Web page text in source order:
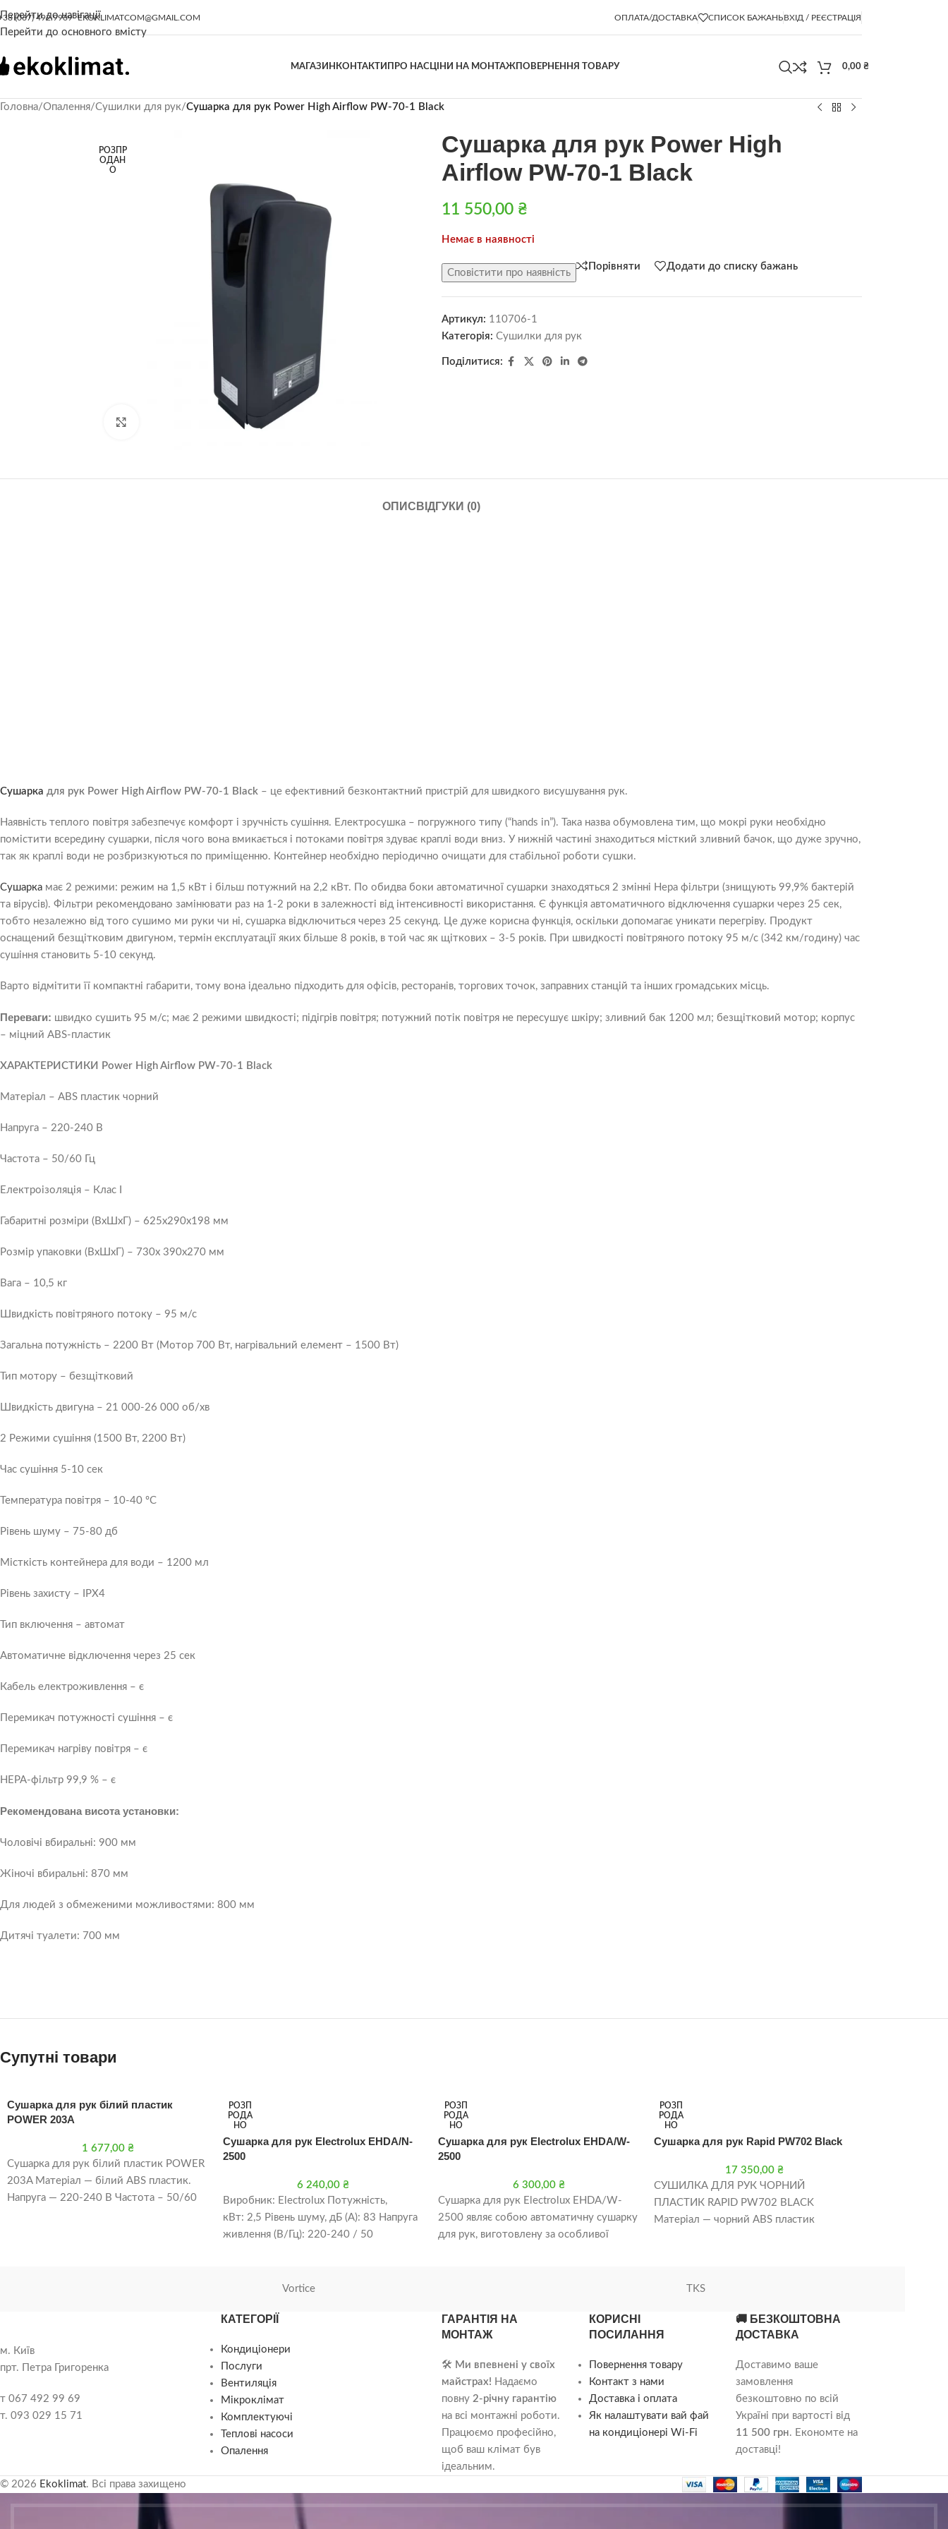
Перейти до навігації
Перейти до основного вмісту
(067) 492 9969 EKOKLIMATCOM@GMAIL.COM ОПЛАТА/ДОСТАВКА СПИСОК БАЖАНЬВХІД / РЕЄСТРАЦІЯ
МАГАЗИН КОНТАКТИ ПРО НАСЦІНИ НА МОНТАЖПОВЕРНЕННЯ ТОВАРУ 0,00 ₴
Головна/Опалення/Сушилки для рук/Сушарка для рук Power High Airflow PW-70-1 Black
РОЗПР
ОДАН
О
Натисніть, щоб збільшити
Сушарка для рук Power High
Airflow PW-70-1 Black
11 550,00 ₴
Немає в наявності
Сповістити про наявність
Порівняти Додати до списку бажань
Артикул: 110706-1
Категорія: Сушилки для рук
Поділитися:
ОПИС ВІДГУКИ (0)
Сушарка для рук Power High Airflow PW-70-1 Black – це ефективний безконтактний пристрій для швидкого висушування рук.
Наявність теплого повітря забезпечує комфорт і зручність сушіння. Електросушка – погружного типу (“hands in”). Така назва обумовлена тим, що мокрі руки необхідно
помістити всередину сушарки, після чого вона вмикається і потоками повітря здуває краплі води вниз. У нижній частині знаходиться місткий зливний бачок, що дуже зручно,
так як краплі води не розбризкуються по приміщенню. Контейнер необхідно періодично очищати для стабільної роботи сушки.
Сушарка має 2 режими: режим на 1,5 кВт і більш потужний на 2,2 кВт. По обидва боки автоматичної сушарки знаходяться 2 змінні Hepa фільтри (знищують 99,9% бактерій
та вірусів). Фільтри рекомендовано замінювати раз на 1-2 роки в залежності від інтенсивності використання. Є функція автоматичного відключення сушарки через 25 сек,
тобто незалежно від того сушимо ми руки чи ні, сушарка відключиться через 25 секунд. Це дуже корисна функція, оскільки допомагає уникати перегріву. Продукт
оснащений безщітковим двигуном, термін експлуатації яких більше 8 років, в той час як щіткових – 3-5 років. При швидкості повітряного потоку 95 м/с (342 км/годину) час
сушіння становить 5-10 секунд.
Варто відмітити її компактні габарити, тому вона ідеально підходить для офісів, ресторанів, торгових точок, заправних станцій та інших громадських місць.
Переваги: швидко сушить 95 м/с; має 2 режими швидкості; підігрів повітря; потужний потік повітря не пересушує шкіру; зливний бак 1200 мл; безщітковий мотор; корпус
– міцний ABS-пластик
ХАРАКТЕРИСТИКИ Power High Airflow PW-70-1 Black
Матеріал – ABS пластик чорний
Напруга – 220-240 В
Частота – 50/60 Гц
Електроізоляція – Клас I
Габаритні розміри (ВхШхГ) – 625x290x198 мм
Розмір упаковки (ВхШхГ) – 730х 390х270 мм
Вага – 10,5 кг
Швидкість повітряного потоку – 95 м/с
Загальна потужність – 2200 Вт (Мотор 700 Вт, нагрівальний елемент – 1500 Вт)
Тип мотору – безщітковий
Швидкість двигуна – 21 000-26 000 об/хв
2 Режими сушіння (1500 Вт, 2200 Вт)
Час сушіння 5-10 сек
Температура повітря – 10-40 ºC
Рівень шуму – 75-80 дб
Місткість контейнера для води – 1200 мл
Рівень захисту – IPX4
Тип включення – автомат
Автоматичне відключення через 25 сек
Кабель електроживлення – є
Перемикач потужності сушіння – є
Перемикач нагріву повітря – є
HEРА-фільтр 99,9 % – є
Рекомендована висота установки:
Чоловічі вбиральні: 900 мм
Жіночі вбиральні: 870 мм
Для людей з обмеженими можливостями: 800 мм
Дитячі туалети: 700 мм
Супутні товари
Сушарка для рук білий пластик
POWER 203A
1 677,00 ₴
Сушарка для рук білий пластик POWER
203A Матеріал — білий ABS пластик.
Напруга — 220-240 В Частота – 50/60
РОЗП
РОДА
НО
Сушарка для рук Electrolux EHDA/N-
2500
6 240,00₴
Виробник: Electrolux Потужність,
кВт: 2,5 Рівень шуму, дБ (А): 83 Напруга
живлення (В/Гц): 220-240 / 50
РОЗП
РОДА
НО
Сушарка для рук Electrolux EHDA/W-
2500
6 300,00 ₴
Сушарка для рук Electrolux EHDA/W-
2500 являє собою автоматичну сушарку
для рук, виготовлену за особливої
Сучасний дизайн приладу підкреслюють
обтічні форми конструкції та стильний
гармонійне поєднання сушарки з будь-
яким інтер'єром приміщення.
РОЗП
РОДА
НО
Сушарка для рук Rapid PW702 Black
17 350,00 ₴
СУШИЛКА ДЛЯ РУК ЧОРНИЙ
ПЛАСТИК RAPID PW702 BLACK
Матеріал — чорний ABS пластик
Vortice TKS
м. Київ
прт. Петра Григоренка
т 067 492 99 69
т. 093 029 15 71
КАТЕГОРІЇ
Кондиціонери
Послуги
Вентиляція
Мікроклімат
Комплектуючі
Теплові насоси
Опалення
ГАРАНТІЯ НА
МОНТАЖ
🛠️ Ми впевнені у своїх
майстрах! Надаємо
повну 2-річну гарантію
на всі монтажні роботи.
Працюємо професійно,
щоб ваш клімат був
ідеальним.
КОРИСНІ
ПОСИЛАННЯ
Повернення товару
Контакт з нами
Доставка і оплата
Як налаштувати вай фай
на кондиціонері Wi-Fi
🚚 БЕЗКОШТОВНА
ДОСТАВКА
Доставимо ваше
замовлення
безкоштовно по всій
Україні при вартості від
11 500 грн. Економте на
доставці!
© 2026 Ekoklimat. Всі права захищено